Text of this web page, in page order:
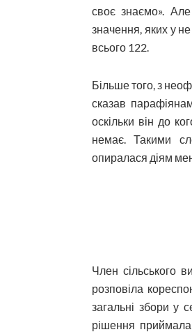
своє знаємо». Але
значення, яких у
всього 122.
Більше того, з
сказав
оскільки він до
немає. Такими
опиралася діям
Член сільського
розповіла
загальні збори у
рішення